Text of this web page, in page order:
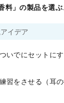
料」の製品を選ぶ
イデア
いでにセットに
習をさせる（耳